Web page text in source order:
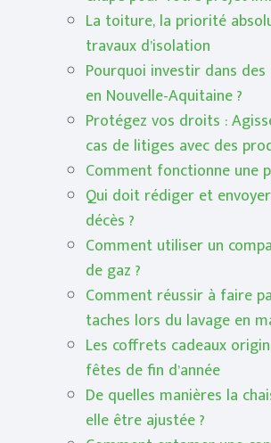
La toiture, la priorité
travaux d’isolation
Pourquoi investir dans
en Nouvelle-Aquitaine ?
Protégez vos droits :
cas de litiges avec des
Comment fonctionne une
Qui doit rédiger et
décès ?
Comment utiliser un
de gaz ?
Comment réussir à faire
taches lors du lavage en
Les coffrets cadeaux
fêtes de fin d’année
De quelles manières la
elle être ajustée ?